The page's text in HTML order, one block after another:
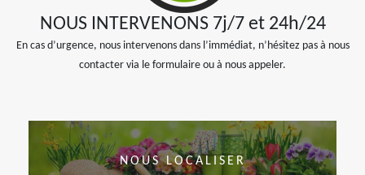
NOUS INTERVENONS 7j/7 et 24h/24
En cas d’urgence, nous intervenons dans l’immédiat, n’hésitez pas à nous
contacter via le formulaire ou à nous appeler.
NOUS LOCALISER